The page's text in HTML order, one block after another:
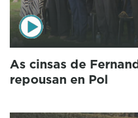
As cinsas de
repousan en Pol